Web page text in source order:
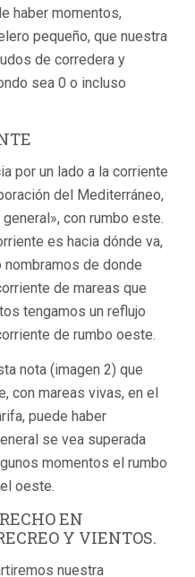
haber momentos,
pequeño, que nuestra
de corredera y
sea 0 o incluso
por un lado a la corriente
del Mediterráneo,
con rumbo este.
es hacia dónde va,
de donde
de mareas que
tengamos un reflujo
de rumbo oeste.
nota (imagen 2) que
con mareas vivas, en el
puede haber
se vea superada
momentos el rumbo
oeste.
EN
Y VIENTOS.
nuestra